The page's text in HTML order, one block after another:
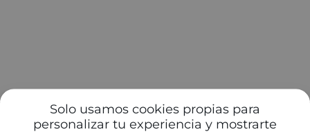
Solo usamos cookies propias para
personalizar tu experiencia y mostrarte